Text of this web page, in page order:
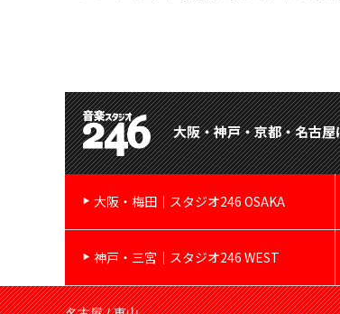
大阪・神戸・京都・名古
大阪・梅田｜スタジオ246 OSAKA
神戸・三宮｜スタジオ246 WEST